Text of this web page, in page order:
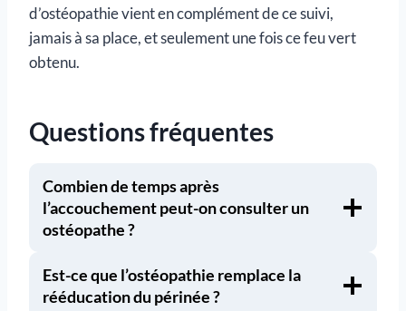
d’ostéopathie vient en complément de ce suivi,
jamais à sa place, et seulement une fois ce feu vert
obtenu.
Questions fréquentes
Combien de temps après
l’accouchement peut-on consulter un
ostéopathe ?
Est-ce que l’ostéopathie remplace la
rééducation du périnée ?